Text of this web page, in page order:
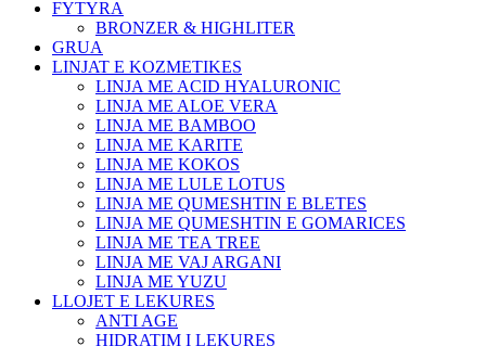
FYTYRA
BRONZER & HIGHLITER
GRUA
LINJAT E KOZMETIKES
LINJA ME ACID HYALURONIC
LINJA ME ALOE VERA
LINJA ME BAMBOO
LINJA ME KARITE
LINJA ME KOKOS
LINJA ME LULE LOTUS
LINJA ME QUMESHTIN E BLETES
LINJA ME QUMESHTIN E GOMARICES
LINJA ME TEA TREE
LINJA ME VAJ ARGANI
LINJA ME YUZU
LLOJET E LEKURES
ANTI AGE
HIDRATIM I LEKURES